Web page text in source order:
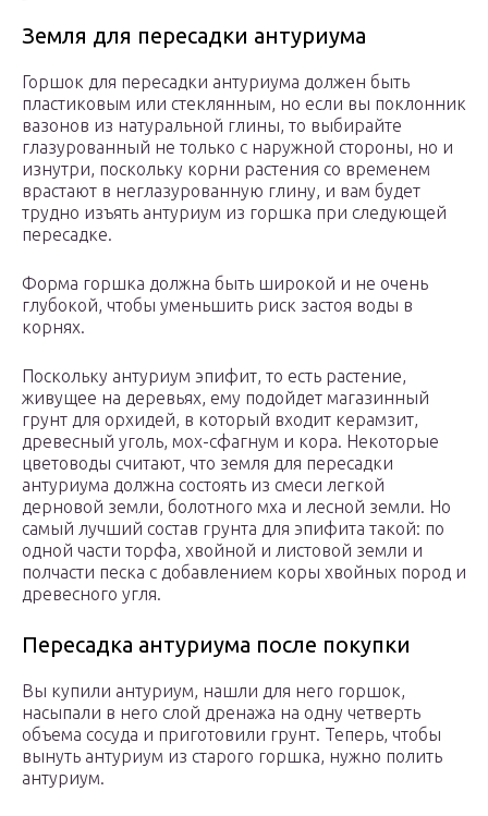
Земля для пересадки антуриума
Горшок для пересадки антуриума должен быть
пластиковым или стеклянным, но если вы поклонник
вазонов из натуральной глины, то выбирайте
глазурованный не только с наружной стороны, но и
изнутри, поскольку корни растения со временем
врастают в неглазурованную глину, и вам будет
трудно изъять антуриум из горшка при следующей
пересадке.
Форма горшка должна быть широкой и не очень
глубокой, чтобы уменьшить риск застоя воды в
корнях.
Поскольку антуриум эпифит, то есть растение,
живущее на деревьях, ему подойдет магазинный
грунт для орхидей, в который входит керамзит,
древесный уголь, мох-сфагнум и кора. Некоторые
цветоводы считают, что земля для пересадки
антуриума должна состоять из смеси легкой
дерновой земли, болотного мха и лесной земли. Но
самый лучший состав грунта для эпифита такой: по
одной части торфа, хвойной и листовой земли и
полчасти песка с добавлением коры хвойных пород и
древесного угля.
Пересадка антуриума после покупки
Вы купили антуриум, нашли для него горшок,
насыпали в него слой дренажа на одну четверть
объема сосуда и приготовили грунт. Теперь, чтобы
вынуть антуриум из старого горшка, нужно полить
антуриум.